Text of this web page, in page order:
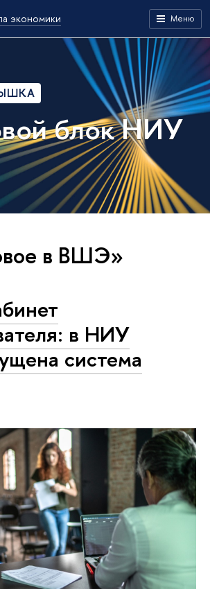
экономики Меню
блок НИУ
в ВШЭ»
в НИУ
система